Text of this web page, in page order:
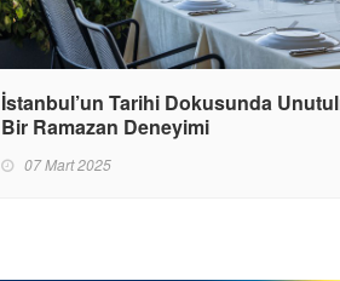
İstanbul’un Tarihi Dokusunda
Bir Ramazan Deneyimi
07 Mart 2025